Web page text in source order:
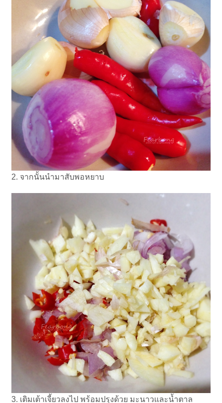
2. จากนั้นนำมาสับพอหยาบ
3. เติมเต้าเจี้ยวลงไป พร้อมปรุงด้วย มะนาวและน้ำตาล